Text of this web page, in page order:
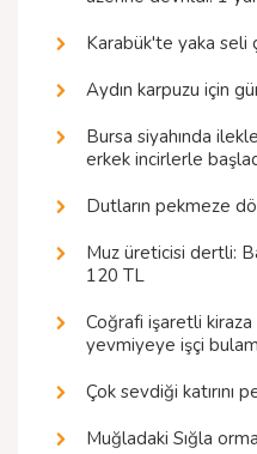
Karabük'te yaka seli
Aydın karpuzu için
Bursa siyahında
erkek incirlerle
Dutların pekmeze
Muz üreticisi dertli:
120 TL
Coğrafi işaretli
yevmiyeye işçi
Çok sevdiği katırını
Muğladaki Sığla